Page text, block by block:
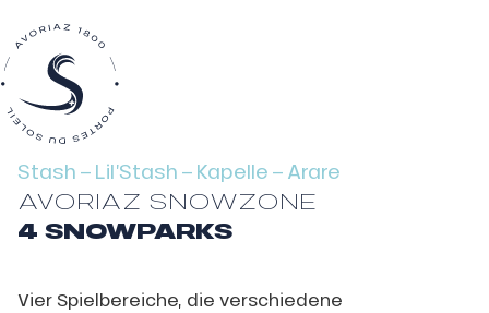
Stash – Lil’Stash – Kapelle – Arare
AVORIAZ SNOWZONE
4 SNOWPARKS
Vier Spielbereiche, die verschiedene